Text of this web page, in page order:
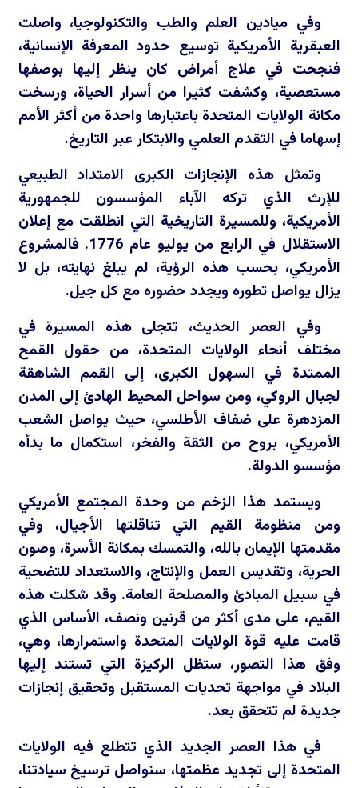
وفي ميادين العلم والطب والتكنولوجيا، واصلت
العبقرية الأمريكية توسيع حدود المعرفة الإنسانية،
فنجحت في علاج أمراض كان ينظر إليها بوصفها
مستعصية، وكشفت كثيرا من أسرار الحياة، ورسخت
مكانة الولايات المتحدة باعتبارها واحدة من أكثر الأمم
إسهاما في التقدم العلمي والابتكار عبر التاريخ.
وتمثل هذه الإنجازات الكبرى الامتداد الطبيعي
للإرث الذي تركه الآباء المؤسسون للجمهورية
الأمريكية، وللمسيرة التاريخية التي انطلقت مع إعلان
الاستقلال في الرابع من يوليو عام 1776. فالمشروع
الأمريكي، بحسب هذه الرؤية، لم يبلغ نهايته، بل لا
يزال يواصل تطوره ويجدد حضوره مع كل جيل.
وفي العصر الحديث، تتجلى هذه المسيرة في
مختلف أنحاء الولايات المتحدة، من حقول القمح
الممتدة في السهول الكبرى، إلى القمم الشاهقة
لجبال الروكي، ومن سواحل المحيط الهادئ إلى المدن
المزدهرة على ضفاف الأطلسي، حيث يواصل الشعب
الأمريكي، بروح من الثقة والفخر، استكمال ما بدأه
مؤسسو الدولة.
ويستمد هذا الزخم من وحدة المجتمع الأمريكي
ومن منظومة القيم التي تناقلتها الأجيال، وفي
مقدمتها الإيمان بالله، والتمسك بمكانة الأسرة، وصون
الحرية، وتقديس العمل والإنتاج، والاستعداد للتضحية
في سبيل المبادئ والمصلحة العامة. وقد شكلت هذه
القيم، على مدى أكثر من قرنين ونصف، الأساس الذي
قامت عليه قوة الولايات المتحدة واستمرارها، وهي،
وفق هذا التصور، ستظل الركيزة التي تستند إليها
البلاد في مواجهة تحديات المستقبل وتحقيق إنجازات
جديدة لم تتحقق بعد.
في هذا العصر الجديد الذي تتطلع فيه الولايات
المتحدة إلى تجديد عظمتها، سنواصل ترسيخ سيادتنا،